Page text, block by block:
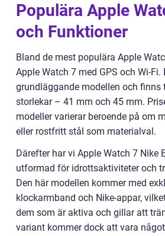
Populära Apple
och Funktioner
Bland de mest populära Apple
Apple Watch 7 med GPS och Wi-
grundläggande modellen och finns
storlekar – 41 mm och 45 mm.
modeller varierar beroende på om
eller rostfritt stål som materialval.
Därefter har vi Apple Watch 7 Nike
utformad för idrottsaktiviteter och
Den här modellen kommer med
klockarmband och Nike-appar,
dem som är aktiva och gillar att
variant kommer dock att vara